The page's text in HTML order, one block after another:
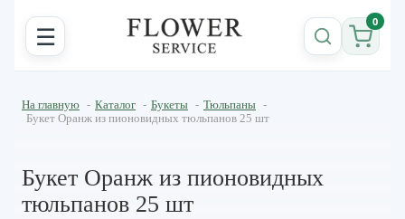
☰ 0
На главную - Каталог - Букеты - Тюльпаны -
Букет Оранж из пионовидных тюльпанов 25 шт
Букет Оранж из пионовидных
тюльпанов 25 шт